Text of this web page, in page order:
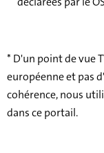
* D'un point de vue
européenne et pas
cohérence, nous
dans ce portail.